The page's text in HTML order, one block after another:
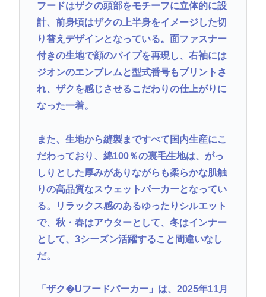
フードはザクの頭部をモチーフに立体的に設
計、前身頃はザクの上半身をイメージした切
り替えデザインとなっている。面ファスナー
付きの生地で顔のパイプを再現し、右袖には
ジオンのエンブレムと型式番号もプリントさ
れ、ザクを感じさせるこだわりの仕上がりに
なった一着。
また、生地から縫製まですべて国内生産にこ
だわっており、綿100％の裏毛生地は、がっ
しりとした厚みがありながらも柔らかな肌触
りの高品質なスウェットパーカーとなってい
る。リラックス感のあるゆったりシルエット
で、秋・春はアウターとして、冬はインナー
として、3シーズン活躍すること間違いなし
だ。
「ザク�Uフードパーカー」は、2025年11月